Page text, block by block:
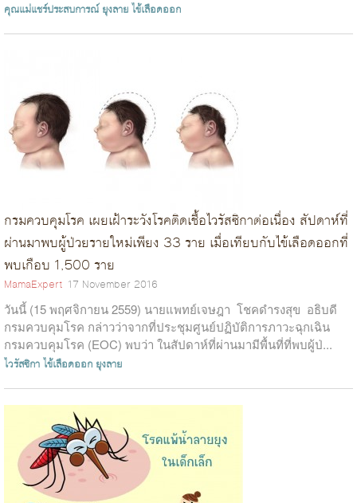
คุณแม่แชร์ประสบการณ์ ยุงลายไข้เลือดออก
กรมควบคุมโรค เผยเฝ้าระวังโรคติดเชื้อไวรัสซิกาต่อเนื่อง สัปดาห์ที่
ผ่านมาพบผู้ป่วยรายใหม่เพียง 33 ราย เมื่อเทียบกับไข้เลือดออกที่
พบเกือบ 1,500 ราย
MamaExpert 17 November 2016
วันนี้ (15 พฤศจิกายน 2559) นายแพทย์เจษฎา โชคดำรงสุข อธิบดี
กรมควบคุมโรค กล่าวว่าจากที่ประชุมศูนย์ปฏิบัติการภาวะฉุกเฉิน
กรมควบคุมโรค (EOC) พบว่า ในสัปดาห์ที่ผ่านมามีพื้นที่ที่พบผู้ป่...
ไวรัสซิกาไข้เลือดออก ยุงลาย